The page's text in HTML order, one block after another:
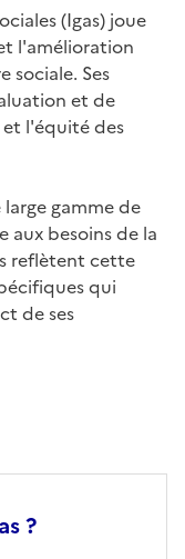
(Igas) joue
l'amélioration
sociale. Ses
et de
l'équité des
gamme de
besoins de la
reflètent cette
qui
de ses
?